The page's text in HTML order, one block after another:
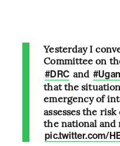
Yesterday I
Committee on
#DRC and
that the
emergency of
assesses the
the national and
pic.twitter.com/